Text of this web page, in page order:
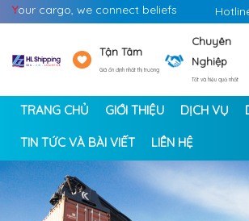
Your cargo, we connect beliefs
Tận Tâm
Giá ổn định nhất thị trường
Chuyên
Nghiệp
Tốt và hiệu quả nhất
TRANG CHỦ GIỚI THIỆU DỊCH VỤ
TIN TỨC VÀ BÀI VIẾT LIÊN HỆ